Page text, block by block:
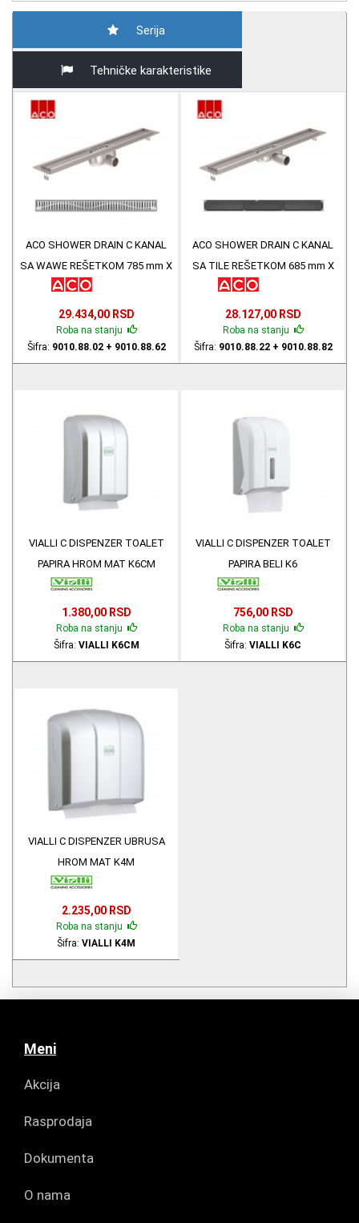
Serija
Tehničke karakteristike
ACO SHOWER DRAIN C KANAL
SA WAWE REŠETKOM 785 mm X
93mm 9010.88.02 + 9010.88.62
29.434,00 RSD
Roba na stanju
Šifra: 9010.88.02 + 9010.88.62
ACO SHOWER DRAIN C KANAL
SA TILE REŠETKOM 685 mm X
74mm 9010.88.22 + 9010.88.82
28.127,00 RSD
Roba na stanju
Šifra: 9010.88.22 + 9010.88.82
VIALLI C DISPENZER TOALET
PAPIRA HROM MAT K6CM
1.380,00 RSD
Roba na stanju
Šifra: VIALLI K6CM
VIALLI C DISPENZER TOALET
PAPIRA BELI K6
756,00 RSD
Roba na stanju
Šifra: VIALLI K6C
VIALLI C DISPENZER UBRUSA
HROM MAT K4M
2.235,00 RSD
Roba na stanju
Šifra: VIALLI K4M
Meni
Akcija
Rasprodaja
Dokumenta
O nama